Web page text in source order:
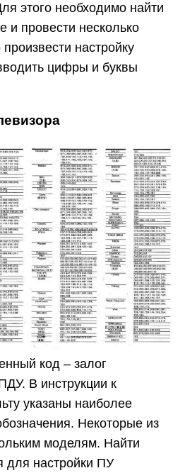
этого необходимо найти
и провести несколько
настройку
цифры и буквы
код – залог
В инструкции к
указаны наиболее
Некоторые из
моделям. Найти
для настройки ПУ